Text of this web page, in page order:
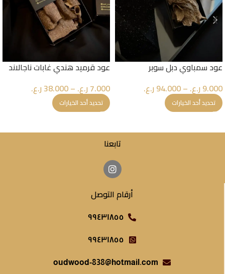
عود سمباوي دبل سوبر
9.000ر.ع. –
94.000ر.ع.
تحديد أحد الخيارات
عود قرميد هندي غابات ناجالاند
7.000ر.ع. –
38.000ر.ع.
تحديد أحد الخيارات
تابعنا
أرقام التوصل
٩٩٤٣١٨٥٥
٩٩٤٣١٨٥٥
oudwood-838@hotmail.com